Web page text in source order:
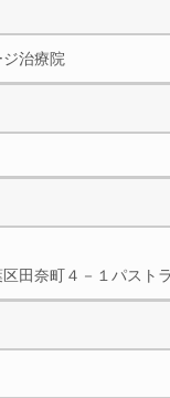
治療院
田奈町４－１パスト